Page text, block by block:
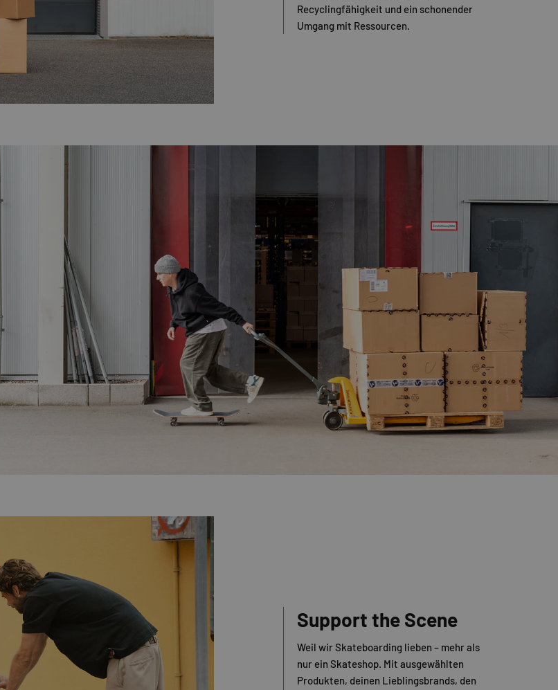
Recyclingfähigkeit und ein schonender
Umgang mit Ressourcen.
Support the Scene
Weil wir Skateboarding lieben – mehr als
nur ein Skateshop. Mit ausgewählten
Produkten, deinen Lieblingsbrands, den